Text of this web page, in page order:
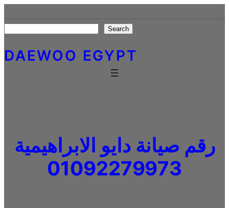
to
content
Search
DAEWOO EGYPT
رقم صيانة دايو الابراهيمية
01092279973